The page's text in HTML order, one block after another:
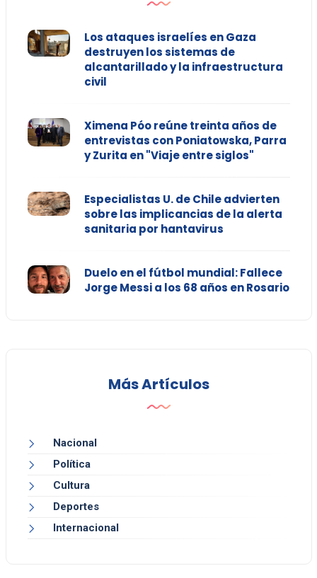
Los ataques israelíes en Gaza
destruyen los sistemas de
alcantarillado y la infraestructura
civil
Ximena Póo reúne treinta años de
entrevistas con Poniatowska, Parra
y Zurita en "Viaje entre siglos"
Especialistas U. de Chile advierten
sobre las implicancias de la alerta
sanitaria por hantavirus
Duelo en el fútbol mundial: Fallece
Jorge Messi a los 68 años en Rosario
Más Artículos
Nacional
Política
Cultura
Deportes
Internacional